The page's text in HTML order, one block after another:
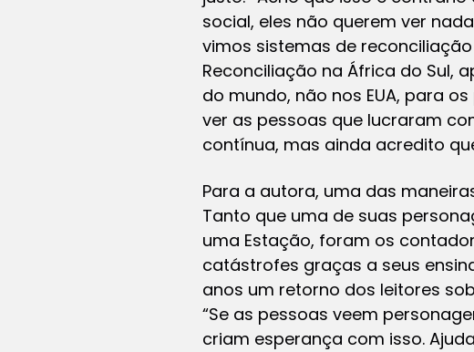
social, eles não querem ver
vimos sistemas de
Reconciliação na África do Sul,
do mundo, não nos EUA, para
ver as pessoas que lucraram
contínua, mas ainda acredito
Para a autora, uma das
Tanto que uma de suas
uma Estação, foram os
catástrofes graças a seus
anos um retorno dos leitores
“Se as pessoas veem
criam esperança com isso.